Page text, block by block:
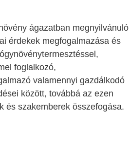
ágazatban megnyilvánuló
érdekek megfogalmazása és
foglalkozó,
valamennyi gazdálkodó
között, továbbá az ezen
és szakemberek összefogása.